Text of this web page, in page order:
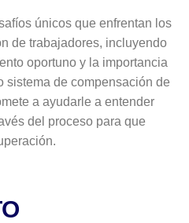
únicos que enfrentan los
de trabajadores, incluyendo
oportuno y la importancia
sistema de compensación de
a ayudarle a entender
del proceso para que